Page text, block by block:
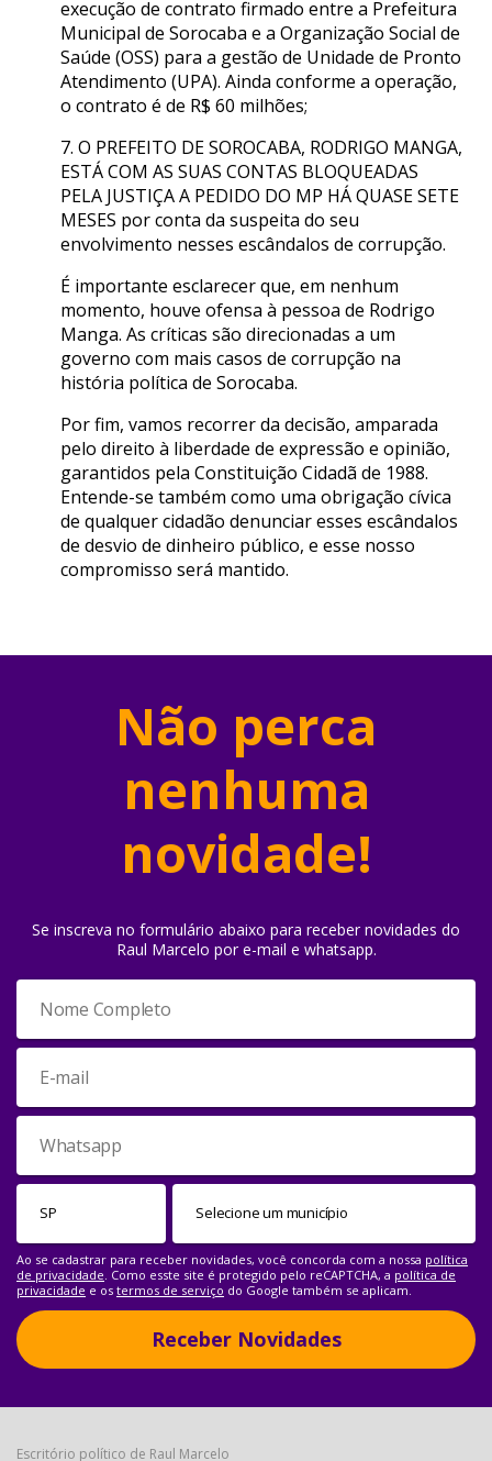
execução de contrato firmado entre a Prefeitura
Municipal de Sorocaba e a Organização Social de
Saúde (OSS) para a gestão de Unidade de Pronto
Atendimento (UPA). Ainda conforme a operação,
o contrato é de R$ 60 milhões;
7. O PREFEITO DE SOROCABA, RODRIGO MANGA,
ESTÁ COM AS SUAS CONTAS BLOQUEADAS
PELA JUSTIÇA A PEDIDO DO MP HÁ QUASE SETE
MESES por conta da suspeita do seu
envolvimento nesses escândalos de corrupção.
É importante esclarecer que, em nenhum
momento, houve ofensa à pessoa de Rodrigo
Manga. As críticas são direcionadas a um
governo com mais casos de corrupção na
história política de Sorocaba.
Por fim, vamos recorrer da decisão, amparada
pelo direito à liberdade de expressão e opinião,
garantidos pela Constituição Cidadã de 1988.
Entende-se também como uma obrigação cívica
de qualquer cidadão denunciar esses escândalos
de desvio de dinheiro público, e esse nosso
compromisso será mantido.
Não perca
nenhuma
novidade!
Se inscreva no formulário abaixo para receber novidades do
Raul Marcelo por e-mail e whatsapp.
Ao se cadastrar para receber novidades, você concorda com a nossa política
de privacidade. Como esste site é protegido pelo reCAPTCHA, a política de
privacidade e os termos de serviço do Google também se aplicam.
Receber Novidades
Escritório político de Raul Marcelo